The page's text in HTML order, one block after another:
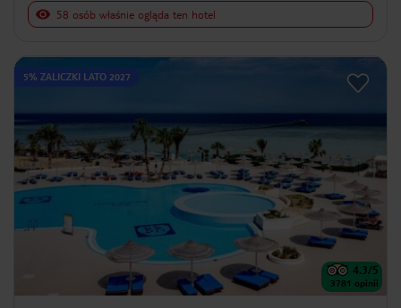
58 osób właśnie ogląda ten hotel
5% ZALICZKI LATO 2027
4.3/5
3781 opinii